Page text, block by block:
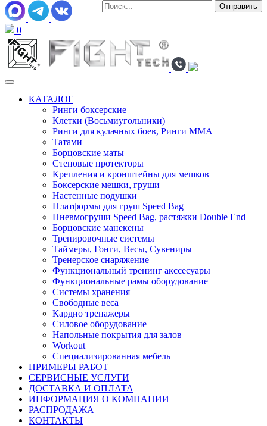
0
КАТАЛОГ
Ринги боксерские
Клетки (Восьмиугольники)
Ринги для кулачных боев, Ринги ММА
Татами
Борцовские маты
Стеновые протекторы
Крепления и кронштейны для мешков
Боксерские мешки, груши
Настенные подушки
Платформы для груш Speed Bag
Пневмогруши Speed Bag, растяжки Double End
Борцовские манекены
Тренировочные системы
Таймеры, Гонги, Весы, Сувениры
Тренерское снаряжение
Функциональный тренинг акссесуары
Функциональные рамы оборудование
Системы хранения
Свободные веса
Кардио тренажеры
Силовое оборудование
Напольные покрытия для залов
Workout
Специализированная мебель
ПРИМЕРЫ РАБОТ
СЕРВИСНЫЕ УСЛУГИ
ДОСТАВКА И ОПЛАТА
ИНФОРМАЦИЯ О КОМПАНИИ
РАСПРОДАЖА
КОНТАКТЫ